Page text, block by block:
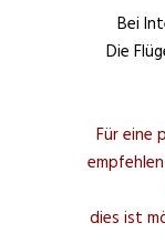
Bei
Die
Für eine
dies ist